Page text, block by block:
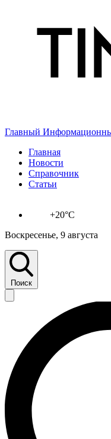
Главный
Главная
Новости
Справочник
Статьи
+20°C
Воскресенье, 9 августа
Поиск